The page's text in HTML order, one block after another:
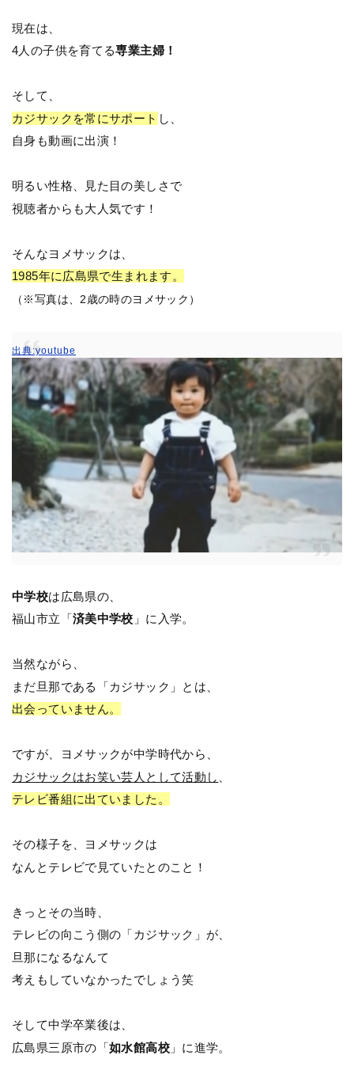
現在は、
4人の子供を育てる専業主婦！
そして、
カジサックを常にサポート し、
自身も動画に出演！
明るい性格、見た目の美しさで
視聴者からも大人気です！
そんなヨメサックは、
1985年に広島県で生まれます。
（※写真は、2歳の時のヨメサック）
出典:youtube
中学校は広島県の、
福山市立「済美中学校 」に入学。
当然ながら、
まだ旦那である「カジサック」とは、
出会っていません。
ですが、ヨメサックが中学時代から、
カジサックはお笑い芸人として活動し
テレビ番組に出ていました。
その様子を、ヨメサックは
なんとテレビで見ていたとのこと！
きっとその当時、
テレビの向こう側の「カジサック」が、
旦那になるなんて
考えもしていなかったでしょう笑
そして中学卒業後は、
広島県三原市の「如水館高校」に進学。